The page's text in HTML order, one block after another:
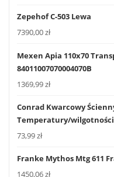
Zepehof C-503 Lewa
7390,00zł
Mexen Apia 110x70
84011007070004070B
1369,99zł
Conrad Kwarcowy
Temperatury/wilgotności
73,99zł
Franke Mythos Mtg 611
1450,06zł